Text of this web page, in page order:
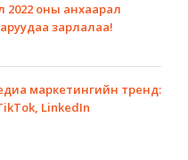
2022 оны анхаарал
зарлалаа!
маркетингийн тренд:
LinkedIn